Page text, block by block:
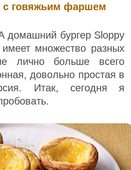
с говяжьим фаршем
бургер Sloppy
множество разных
лично больше всего
довольно простая в
Итак, сегодня я